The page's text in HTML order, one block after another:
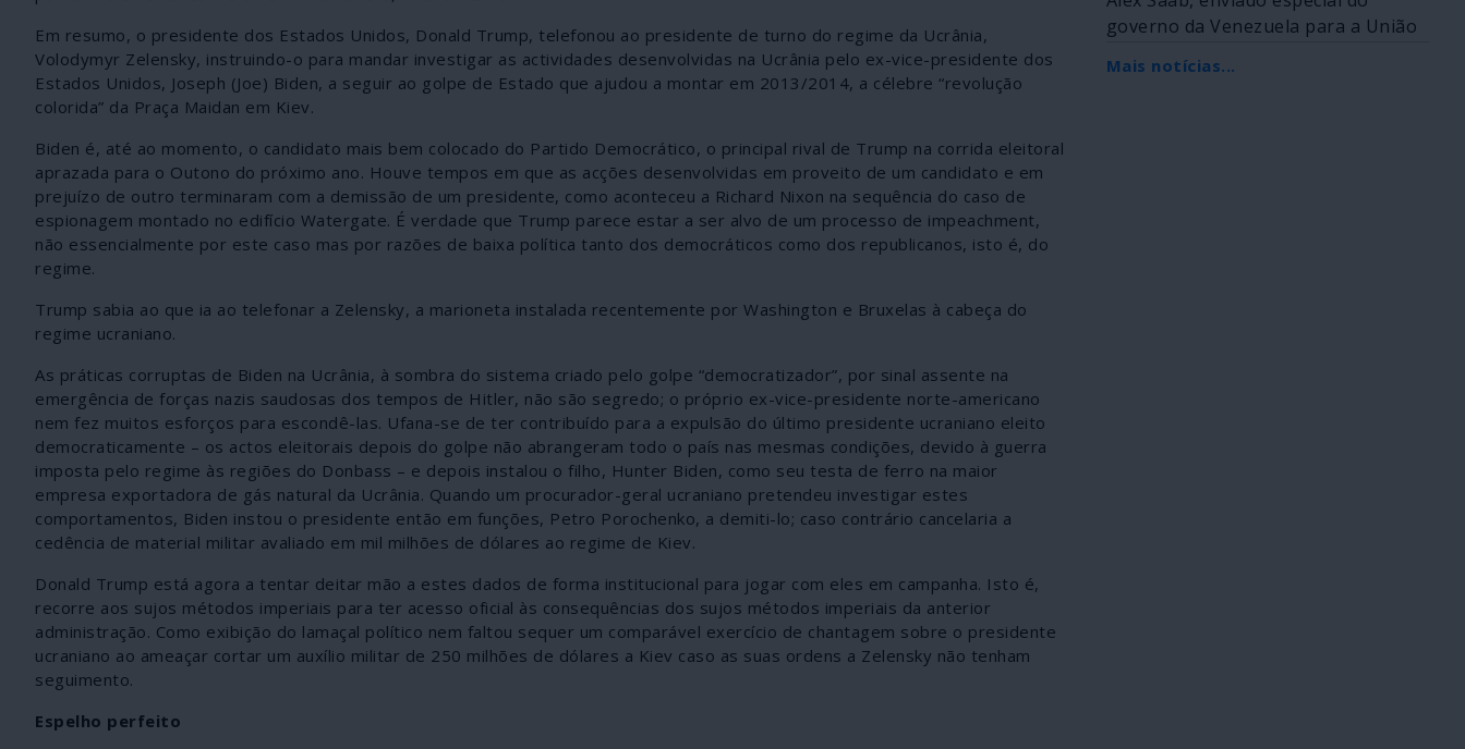
Em resumo, o presidente dos Estados Unidos, Donald Trump, telefonou ao presidente de turno do regime da Ucrânia,
Volodymyr Zelensky, instruindo-o para mandar investigar as actividades desenvolvidas na Ucrânia pelo ex-vice-presidente dos
Estados Unidos, Joseph (Joe) Biden, a seguir ao golpe de Estado que ajudou a montar em 2013/2014, a célebre “revolução
colorida” da Praça Maidan em Kiev.
Biden é, até ao momento, o candidato mais bem colocado do Partido Democrático, o principal rival de Trump na corrida eleitoral
aprazada para o Outono do próximo ano. Houve tempos em que as acções desenvolvidas em proveito de um candidato e em
prejuízo de outro terminaram com a demissão de um presidente, como aconteceu a Richard Nixon na sequência do caso de
espionagem montado no edifício Watergate. É verdade que Trump parece estar a ser alvo de um processo de impeachment,
não essencialmente por este caso mas por razões de baixa política tanto dos democráticos como dos republicanos, isto é, do
regime.
Trump sabia ao que ia ao telefonar a Zelensky, a marioneta instalada recentemente por Washington e Bruxelas à cabeça do
regime ucraniano.
As práticas corruptas de Biden na Ucrânia, à sombra do sistema criado pelo golpe “democratizador”, por sinal assente na
emergência de forças nazis saudosas dos tempos de Hitler, não são segredo; o próprio ex-vice-presidente norte-americano
nem fez muitos esforços para escondê-las. Ufana-se de ter contribuído para a expulsão do último presidente ucraniano eleito
democraticamente – os actos eleitorais depois do golpe não abrangeram todo o país nas mesmas condições, devido à guerra
imposta pelo regime às regiões do Donbass – e depois instalou o filho, Hunter Biden, como seu testa de ferro na maior
empresa exportadora de gás natural da Ucrânia. Quando um procurador-geral ucraniano pretendeu investigar estes
comportamentos, Biden instou o presidente então em funções, Petro Porochenko, a demiti-lo; caso contrário cancelaria a
cedência de material militar avaliado em mil milhões de dólares ao regime de Kiev.
Donald Trump está agora a tentar deitar mão a estes dados de forma institucional para jogar com eles em campanha. Isto é,
recorre aos sujos métodos imperiais para ter acesso oficial às consequências dos sujos métodos imperiais da anterior
administração. Como exibição do lamaçal político nem faltou sequer um comparável exercício de chantagem sobre o presidente
ucraniano ao ameaçar cortar um auxílio militar de 250 milhões de dólares a Kiev caso as suas ordens a Zelensky não tenham
seguimento.
Espelho perfeito
governo da Venezuela para a União
Mais notícias...